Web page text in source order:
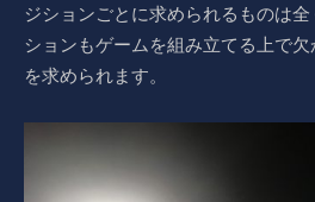
ジションごとに求められるものは
ションもゲームを組み立てる上で
を求められます。